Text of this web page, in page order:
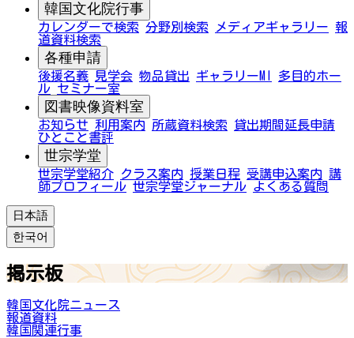
韓国文化院行事
カレンダーで検索 分野別検索 メディアギャラリー 報
道資料検索
各種申請
後援名義 見学会 物品貸出 ギャラリーMI
多目的ホー
ル セミナー室
図書映像資料室
お知らせ 利用案内 所蔵資料検索
貸出期間延長申請
ひとこと書評
世宗学堂
世宗学堂紹介 クラス案内 授業日程 受講申込案内 講
師プロフィール 世宗学堂ジャーナル よくある質問
日本語
한국어
掲示板
韓国文化院ニュース
報道資料
韓国関連行事